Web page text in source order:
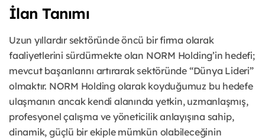
İlan Tanımı
Uzun yıllardır sektöründe öncü bir firma olarak
faaliyetlerini sürdürmekte olan NORM Holding’in hedefi;
mevcut başarılarını artırarak sektöründe “Dünya Lideri”
olmaktır. NORM Holding olarak koyduğumuz bu hedefe
ulaşmanın ancak kendi alanında yetkin, uzmanlaşmış,
profesyonel çalışma ve yöneticilik anlayışına sahip,
dinamik, güçlü bir ekiple mümkün olabileceğinin